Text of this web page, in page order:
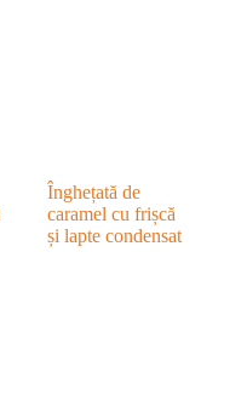
Înghețată de
caramel cu frișcă
și lapte condensat